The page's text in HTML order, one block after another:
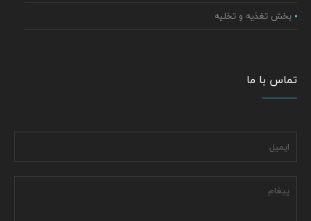
بخش تغذیه و تخلیه
تماس با ما